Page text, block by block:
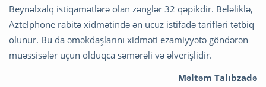
Beynəlxalq istiqamətlərə olan zənglər 32 qəpikdir. Beləliklə,
Aztelphone rabitə xidmətində ən ucuz istifadə tarifləri tətbiq
olunur. Bu da əməkdaşlarını xidməti ezamiyyətə göndərən
müəssisələr üçün olduqca səmərəli və əlverişlidir.
Məltəm Talıbzadə